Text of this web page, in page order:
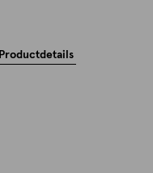
Productdetails